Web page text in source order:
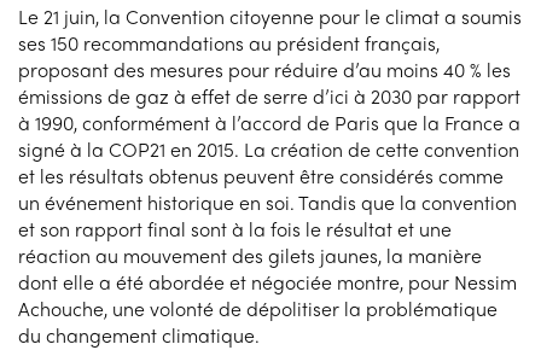
Le 21 juin, la Convention citoyenne pour le climat a soumis
ses 150 recommandations au président français,
proposant des mesures pour réduire d’au moins 40 % les
émissions de gaz à effet de serre d’ici à 2030 par rapport
à 1990, conformément à l’accord de Paris que la France a
signé à la COP21 en 2015. La création de cette convention
et les résultats obtenus peuvent être considérés comme
un événement historique en soi. Tandis que la convention
et son rapport final sont à la fois le résultat et une
réaction au mouvement des gilets jaunes, la manière
dont elle a été abordée et négociée montre, pour Nessim
Achouche, une volonté de dépolitiser la problématique
du changement climatique.